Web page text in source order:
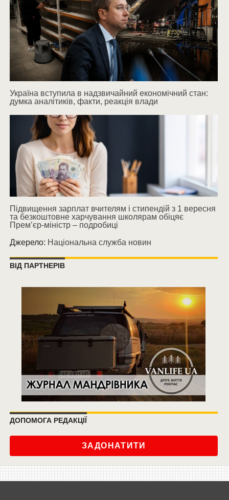
Україна вступила в надзвичайний економічний стан:
думка аналітиків, факти, реакція влади
Підвищення зарплат вчителям і стипендій з 1 вересня
та безкоштовне харчування школярам обіцяє
Прем’єр-міністр – подробиці
Джерело: Національна служба новин
ВІД ПАРТНЕРІВ
ДОПОМОГА РЕДАКЦІЇ
ЗАДОНАТИТИ